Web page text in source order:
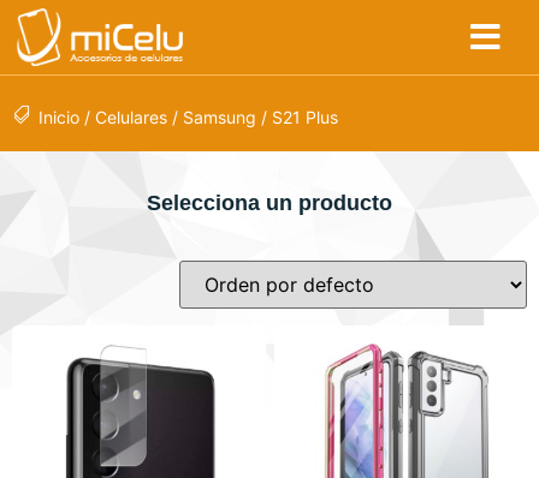
Inicio / Celulares / Samsung / S21 Plus
Selecciona un producto